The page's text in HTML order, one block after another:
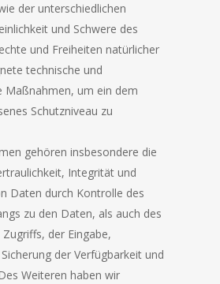
der unterschiedlichen
und Schwere des
und Freiheiten natürlicher
technische und
Maßnahmen, um ein dem
Schutzniveau zu
gehören insbesondere die
Integrität und
Daten durch Kontrolle des
zu den Daten, als auch des
der Eingabe,
der Verfügbarkeit und
Weiteren haben wir